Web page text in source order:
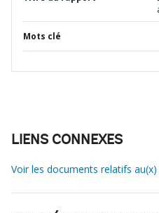
Mots clé
LIENS CONNEXES
Voir les documents relatifs